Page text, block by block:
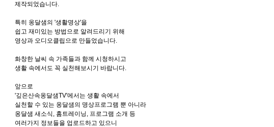
제작되었습니다.
특히 옹달샘의 '생활명상'을
쉽고 재미있는 방법으로 알려드리기 위해
영상과 오디오클립으로 만들었습니다.
화창한 날씨 속 가족들과 함께 시청하시고
생활 속에서도 꼭 실천해보시기 바랍니다.
앞으로
'깊은산속옹달샘TV'에서는 생활 속에서
실천할 수 있는 옹달샘의 명상프로그램 뿐 아니라
옹달샘 새소식, 홈트레이닝, 프로그램 소개 등
여러가지 정보들을 업로드하고 있으니